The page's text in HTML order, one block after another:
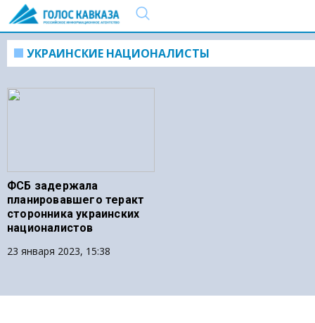
УКРАИНСКИЕ НАЦИОНАЛИСТЫ
ФСБ задержала
планировавшего теракт
сторонника украинских
националистов
23 января 2023, 15:38